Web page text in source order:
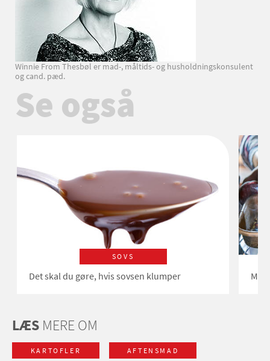
Winnie From Thesbøl er mad-, måltids- og husholdningskonsulent
og cand. pæd.
Se også
SOVS
Det skal du gøre, hvis sovsen klumper Må
LÆS MERE OM
KARTOFLER AFTENSMAD